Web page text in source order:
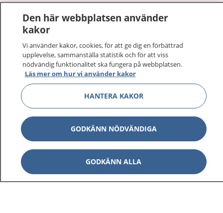
1177–tryggt om din hälsa och vård
På 1177.se får du råd om hälsa och information om
sjukdomar och vilka mottagningar du kan kontakta.
Logga in för att läsa din journal och göra dina
vårdärenden. Ring telefonnummer 1177 för
sjukvårdsrådgivning dygnet runt.
1177 ger dig råd när du vill må bättre.
1177 på flera språk Visa
Om 1177 Visa
Den här webbplatsen använder
kakor
Vi använder kakor, cookies, för att ge dig en förbättrad
upplevelse, sammanställa statistik och för att viss
nödvändig funktionalitet ska fungera på webbplatsen.
Läs mer om hur vi använder kakor
HANTERA KAKOR
GODKÄNN NÖDVÄNDIGA
GODKÄNN ALLA